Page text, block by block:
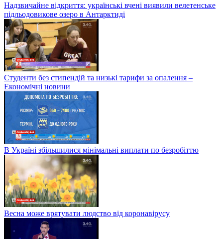
Надзвичайне відкриття: українські вчені виявили велетенське
підльодовикове озеро в Антарктиді
Студенти без стипендій та низькі тарифи за опалення –
Економічні новини
В Україні збільшилися мінімальні виплати по безробіттю
Весна може врятувати людство від коронавірусу